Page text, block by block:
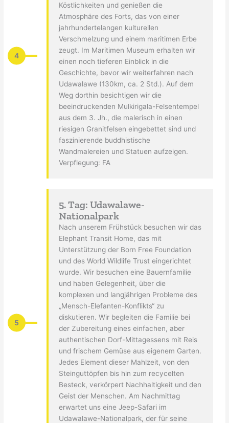
4
Köstlichkeiten und genießen die
Atmosphäre des Forts, das von einer
jahrhundertelangen kulturellen
Verschmelzung und einem maritimen Erbe
zeugt. Im Maritimen Museum erhalten wir
einen noch tieferen Einblick in die
Geschichte, bevor wir weiterfahren nach
Udawalawe (130km, ca. 2 Std.). Auf dem
Weg dorthin besichtigen wir die
beeindruckenden Mulkirigala-Felsentempel
aus dem 3. Jh., die malerisch in einen
riesigen Granitfelsen eingebettet sind und
faszinierende buddhistische
Wandmalereien und Statuen aufzeigen.
Verpflegung: FA
5
5. Tag: Udawalawe-
Nationalpark
Nach unserem Frühstück besuchen wir das
Elephant Transit Home, das mit
Unterstützung der Born Free Foundation
und des World Wildlife Trust eingerichtet
wurde. Wir besuchen eine Bauernfamilie
und haben Gelegenheit, über die
komplexen und langjährigen Probleme des
„Mensch-Elefanten-Konflikts“ zu
diskutieren. Wir begleiten die Familie bei
der Zubereitung eines einfachen, aber
authentischen Dorf-Mittagessens mit Reis
und frischem Gemüse aus eigenem Garten.
Jedes Element dieser Mahlzeit, von den
Steinguttöpfen bis hin zum recycelten
Besteck, verkörpert Nachhaltigkeit und den
Geist der Menschen. Am Nachmittag
erwartet uns eine Jeep-Safari im
Udawalawe-Nationalpark, der für seine